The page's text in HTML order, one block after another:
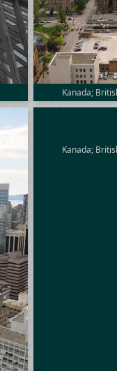
Kanada;
Kanada;